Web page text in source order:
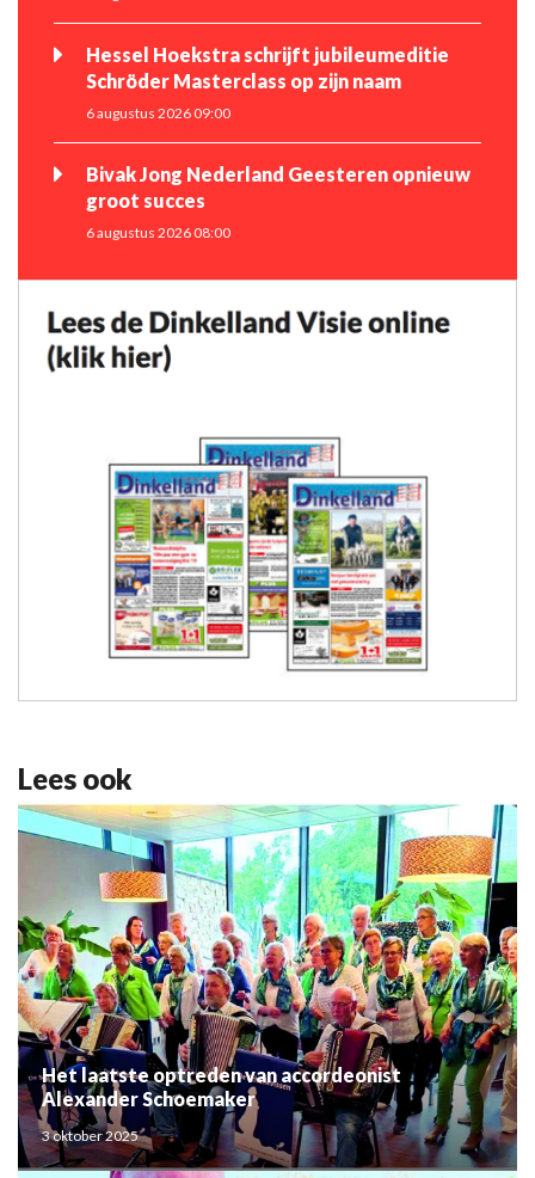
Hessel Hoekstra schrijft jubileumeditie
Schröder Masterclass op zijn naam
6 augustus 2026 09:00
Bivak Jong Nederland Geesteren opnieuw
groot succes
6 augustus 2026 08:00
Lees ook
Het laatste optreden van accordeonist
Alexander Schoemaker
3 oktober 2025